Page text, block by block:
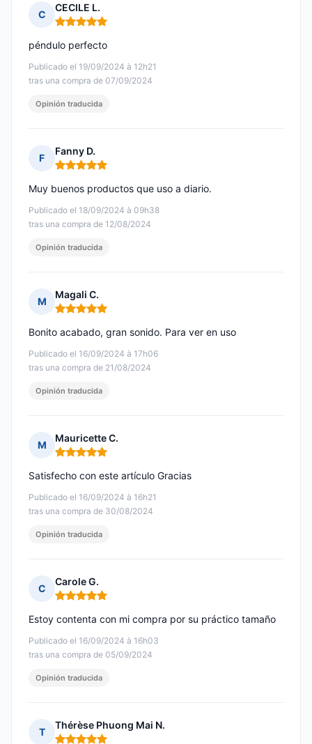
C
CECILE L.
Nota: 5 de 5
Publicado el 19/09/2024 à 12h21
tras una compra de 07/09/2024
péndulo perfecto
Opinión traducida
F
Fanny D.
Nota: 5 de 5
Publicado el 18/09/2024 à 09h38
tras una compra de 12/08/2024
Muy buenos productos que uso a diario.
Opinión traducida
M
Magali C.
Nota: 5 de 5
Publicado el 16/09/2024 à 17h06
tras una compra de 21/08/2024
Bonito acabado, gran sonido. Para ver en uso
Opinión traducida
M
Mauricette C.
Nota: 5 de 5
Publicado el 16/09/2024 à 16h21
tras una compra de 30/08/2024
Satisfecho con este artículo Gracias
Opinión traducida
C
Carole G.
Nota: 5 de 5
Publicado el 16/09/2024 à 16h03
tras una compra de 05/09/2024
Estoy contenta con mi compra por su práctico tamaño
Opinión traducida
T
Thérèse Phuong Mai N.